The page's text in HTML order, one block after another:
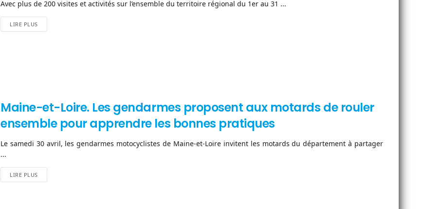
Avec plus de 200 visites et activités sur l’ensemble du territoire régional du 1er au 31 ...
LIRE PLUS
Maine-et-Loire. Les gendarmes proposent aux motards de rouler
ensemble pour apprendre les bonnes pratiques
Le samedi 30 avril, les gendarmes motocyclistes de Maine-et-Loire invitent les motards du département à partager
...
LIRE PLUS